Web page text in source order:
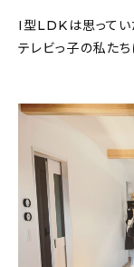
I型LDKは思ってい
テレビっ子の私た